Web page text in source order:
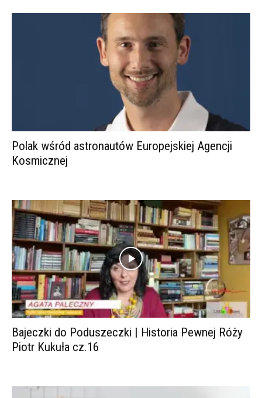
Polak wśród astronautów Europejskiej Agencji
Kosmicznej
Bajeczki do Poduszeczki | Historia Pewnej Róży
Piotr Kukuła cz.16